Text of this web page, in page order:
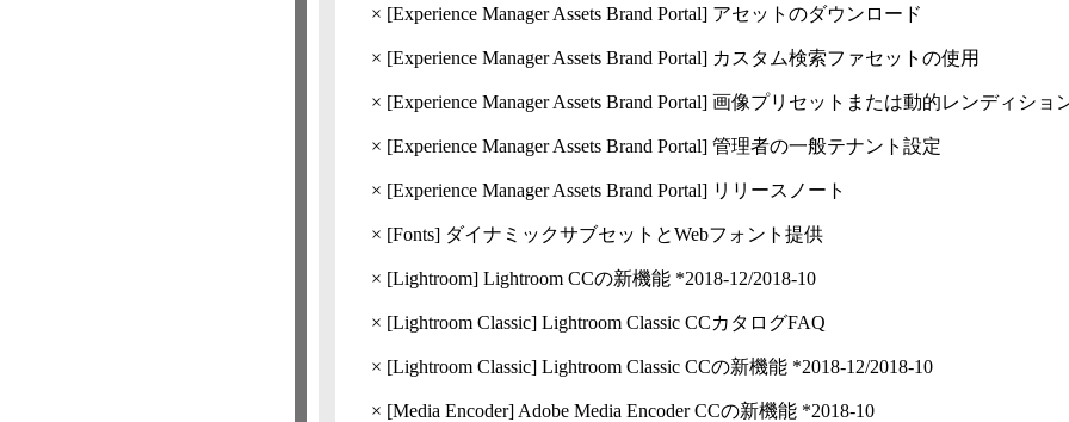
× [Experience Manager Assets Brand Portal] アセットのダウンロード
× [Experience Manager Assets Brand Portal] カスタム検索ファセットの使用
× [Experience Manager Assets Brand Portal] 画像プリセットまたは動的レンディショ
× [Experience Manager Assets Brand Portal] 管理者の一般テナント設定
× [Experience Manager Assets Brand Portal] リリースノート
× [Fonts] ダイナミックサブセットとWebフォント提供
× [Lightroom] Lightroom CCの新機能 *2018-12/​2018-10
× [Lightroom Classic] Lightroom Classic CCカタログFAQ
× [Lightroom Classic] Lightroom Classic CCの新機能 *2018-12/​2018-10
× [Media Encoder] Adobe Media Encoder CCの新機能 *2018-10